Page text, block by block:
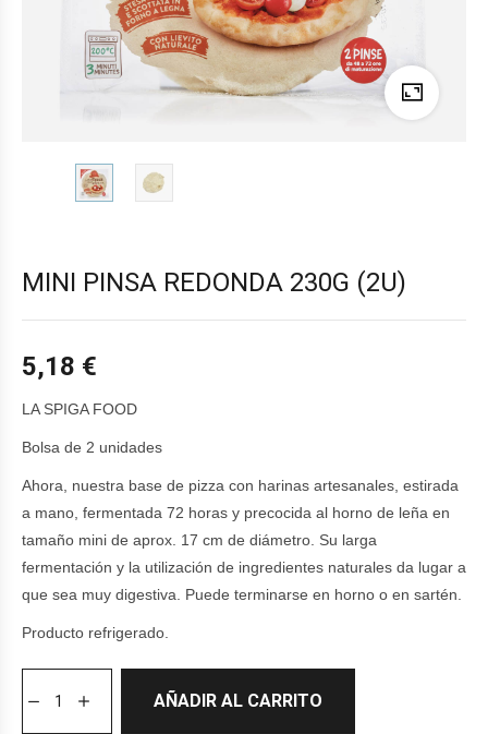
MINI PINSA REDONDA 230G (2U)
5,18 €
LA SPIGA FOOD
Bolsa de 2 unidades
Ahora, nuestra base de pizza con harinas artesanales, estirada
a mano, fermentada 72 horas y precocida al horno de leña en
tamaño mini de aprox. 17 cm de diámetro. Su larga
fermentación y la utilización de ingredientes naturales da lugar a
que sea muy digestiva. Puede terminarse en horno o en sartén.
Producto refrigerado.
AÑADIR AL CARRITO